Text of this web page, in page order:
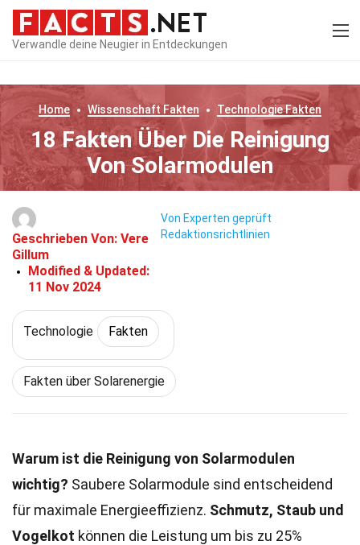
Verwandle deine Neugier in Entdeckungen
Home Wissenschaft Fakten TechnologieFakten
18 Fakten Über Die Reinigung
Von Solarmodulen
Geschrieben Von: Vere
Gillum
Modified & Updated:
11 Nov 2024
Von Experten geprüft
Redaktionsrichtlinien
Technologie Fakten
Fakten über Solarenergie
Warum ist die Reinigung von Solarmodulen
wichtig? Saubere Solarmodule sind entscheidend
für maximale Energieeffizienz. Schmutz, Staub und
Vogelkot können die Leistung um bis zu 25%